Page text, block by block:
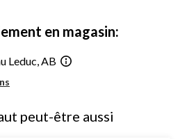
en magasin:
Leduc, AB
peut-être aussi